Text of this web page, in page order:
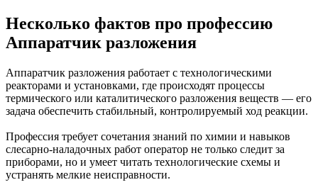
Несколько фактов про профессию
Аппаратчик разложения
Аппаратчик разложения работает с технологическими
реакторами и установками, где происходят процессы
термического или каталитического разложения веществ — его
задача обеспечить стабильный, контролируемый ход реакции.
Профессия требует сочетания знаний по химии и навыков
слесарно‑наладочных работ оператор не только следит за
приборами, но и умеет читать технологические схемы и
устранять мелкие неисправности.